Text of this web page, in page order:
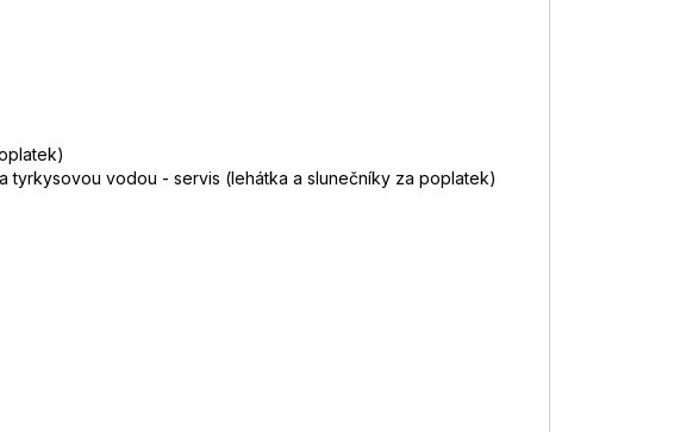
tyrkysovou vodou - servis (lehátka a slunečníky za poplatek)